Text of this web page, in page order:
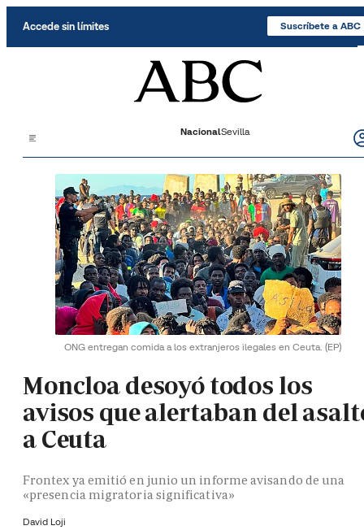
Accede sin límites Suscríbete a ABC
NacionalSevilla
ONG entregan comida a los extranjeros ilegales en Ceuta. (EP)
Moncloa desoyó todos los
avisos que alertaban del
a Ceuta
Frontex ya emitió en junio un informe avisando de una
«presencia migratoria significativa»
David Loji